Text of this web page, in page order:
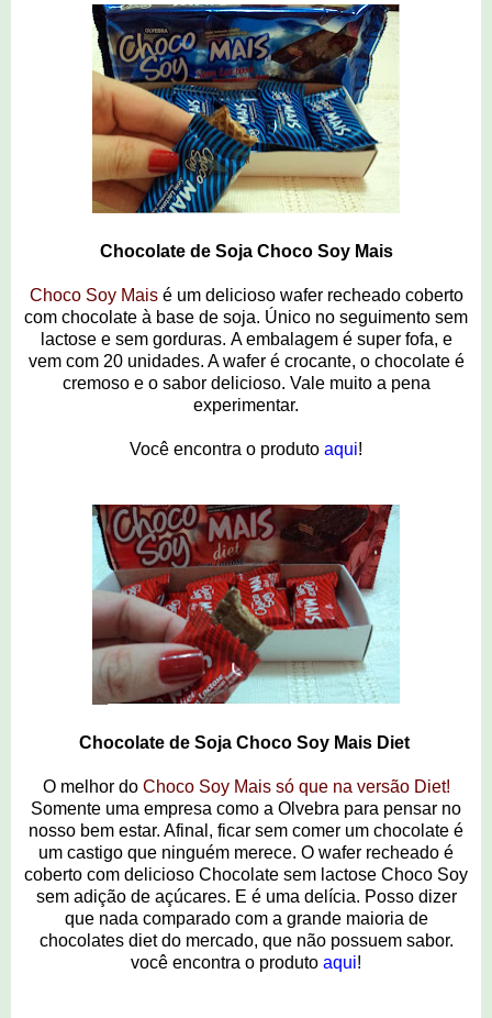
Chocolate de Soja Choco Soy Mais
Choco Soy Maisé um delicioso wafer recheado coberto
com chocolate à base de soja. Único no seguimento sem
lactose e sem gorduras. A embalagem é super fofa, e
vem com 20 unidades. A wafer é crocante, o chocolate é
cremoso e o sabor delicioso. Vale muito a pena
experimentar.
Você encontra o produto aqui!
Chocolate de Soja Choco Soy Mais Diet
O melhor do Choco Soy Mais só que na versão Diet!
Somente uma empresa como a Olvebra para pensar no
nosso bem estar. Afinal, ficar sem comer um chocolate é
um castigo que ninguém merece. O wafer recheado é
coberto com delicioso Chocolate sem lactose Choco Soy
sem adição de açúcares. E é uma delícia. Posso dizer
que nada comparado com a grande maioria de
chocolates diet do mercado, que não possuem sabor.
você encontra o produto aqui!